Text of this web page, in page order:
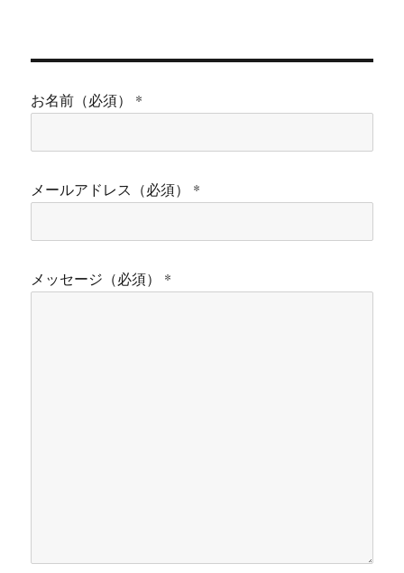
お名前（必須） *
メールアドレス（必須） *
メッセージ（必須） *